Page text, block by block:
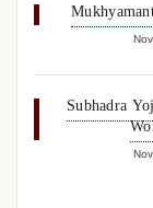
Subhadra